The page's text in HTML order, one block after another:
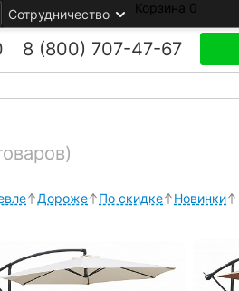
Сотрудничество Корзина 0
8 (800) 707-47-67
Дороже По скидке Новинки